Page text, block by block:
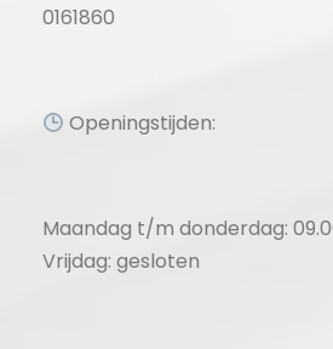
0161860
Openingstijden:
Maandag t/m donderdag:
Vrijdag: gesloten